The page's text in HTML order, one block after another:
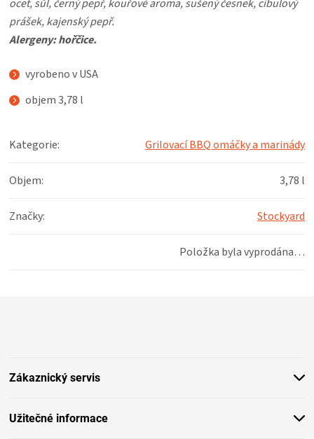
KOŠILE
VÍNO
DÁRKOVÉ
POUKAZY
ZNAČKY
MĚNA
ocet, sůl, černý pepř, kouřové aroma, sušený česnek, cibulový
prášek, kajenský pepř.
Alergeny: hořčice.
vyrobeno v USA
objem 3,78 l
Kategorie: Grilovací BBQ omáčky a marinády
Objem: 3,78 l
Značky: Stockyard
Položka byla vyprodána…
Zákaznický servis
Užitečné informace